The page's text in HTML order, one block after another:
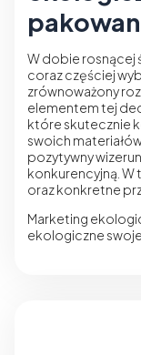
W dobie rosnącej
coraz częściej
zrównoważony
elementem tej
które skutecznie
swoich
pozytywny
konkurencyjną.
oraz konkretne
Marketing
ekologiczne